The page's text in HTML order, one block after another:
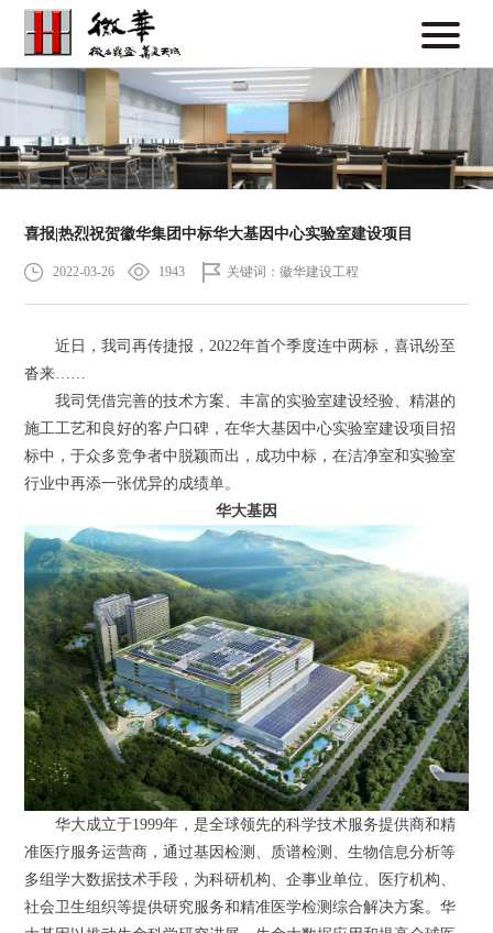
喜报|热烈祝贺徽华集团中标华大基因中心实验室建设项目
2022-03-26 1943 关键词：徽华建设工程
近日，我司再传捷报，2022年首个季度连中两标，喜讯纷至
沓来……
我司凭借完善的技术方案、丰富的实验室建设经验、精湛的
施工工艺和良好的客户口碑，在华大基因中心实验室建设项目招
标中，于众多竞争者中脱颖而出，成功中标，在洁净室和实验室
行业中再添一张优异的成绩单。
华大基因
华大成立于1999年，是全球领先的科学技术服务提供商和精
准医疗服务运营商，通过基因检测、质谱检测、生物信息分析等
多组学大数据技术手段，为科研机构、企事业单位、医疗机构、
社会卫生组织等提供研究服务和精准医学检测综合解决方案。华